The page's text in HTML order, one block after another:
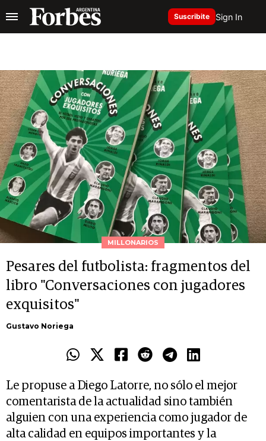
Suscribite Sign In
MILLONARIOS
Pesares del futbolista: fragmentos del
libro "Conversaciones con jugadores
exquisitos"
Gustavo Noriega
Le propuse a Diego Latorre, no sólo el mejor
comentarista de la actualidad sino también
alguien con una experiencia como jugador de
alta calidad en equipos importantes y la